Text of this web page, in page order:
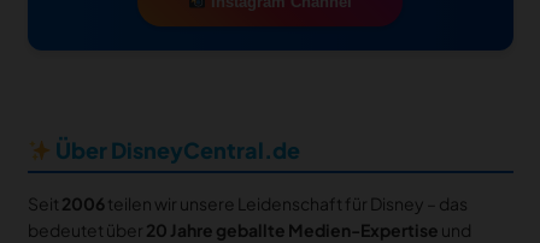
Über DisneyCentral.de
Seit 2006teilen wir unsere Leidenschaft für Disney – das
bedeutet über 20 Jahre geballte Medien-Expertise und